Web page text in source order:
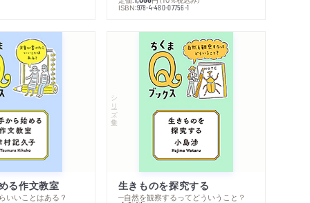
ISBN:978-4-480-07756-1
る作文教室
いいことはある？
シリーズ・全集
生きものを探究する
─自然を観察するってどういうこと？